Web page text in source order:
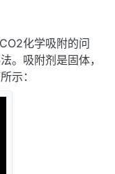
化学吸附的问
。吸附剂是固体，
示：